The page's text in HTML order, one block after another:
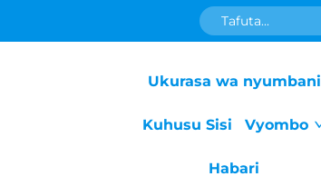
Ukurasa wa nyumbani
Kuhusu Sisi Vyombo
Habari